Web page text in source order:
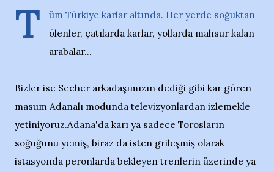
T
üm Türkiye karlar altında. Her yerde soğuktan
ölenler, çatılarda karlar, yollarda mahsur kalan
arabalar...
Bizler ise Secher arkadaşımızın dediği gibi kar gören
masum Adanalı modunda televizyonlardan izlemekle
yetiniyoruz.Adana'da karı ya sadece Torosların
soğuğunu yemiş, biraz da isten grileşmiş olarak
istasyonda peronlarda bekleyen trenlerin üzerinde ya